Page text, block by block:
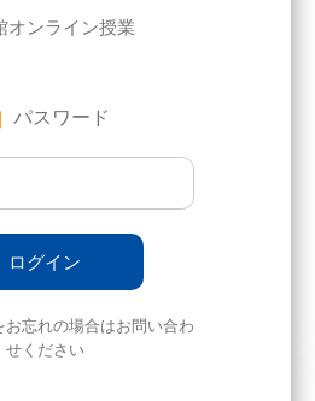
オンライン授業
パスワード
忘れの場合はお問い合わ
せください